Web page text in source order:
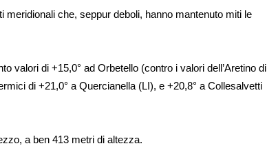
che, seppur deboli, hanno mantenuto miti le
valori di +15,0° ad Orbetello (contro i valori dell’Aretino di
di +21,0° a Quercianella (LI), e +20,8° a Collesalvetti
a ben 413 metri di altezza.